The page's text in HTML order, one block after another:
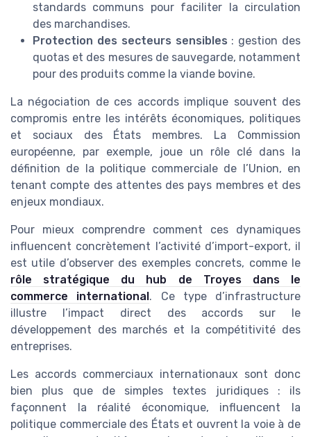
standards communs pour faciliter la circulation
des marchandises.
Protection des secteurs sensibles : gestion des
quotas et des mesures de sauvegarde, notamment
pour des produits comme la viande bovine.
La négociation de ces accords implique souvent des
compromis entre les intérêts économiques, politiques
et sociaux des États membres. La Commission
européenne, par exemple, joue un rôle clé dans la
définition de la politique commerciale de l’Union, en
tenant compte des attentes des pays membres et des
enjeux mondiaux.
Pour mieux comprendre comment ces dynamiques
influencent concrètement l’activité d’import-export, il
est utile d’observer des exemples concrets, comme le
rôle stratégique du hub de Troyes dans le
commerce international. Ce type d’infrastructure
illustre l’impact direct des accords sur le
développement des marchés et la compétitivité des
entreprises.
Les accords commerciaux internationaux sont donc
bien plus que de simples textes juridiques : ils
façonnent la réalité économique, influencent la
politique commerciale des États et ouvrent la voie à de